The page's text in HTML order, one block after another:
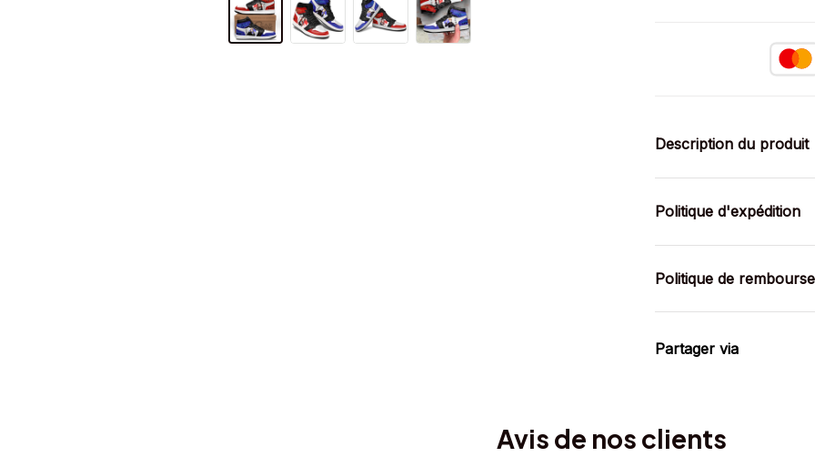
Description du produit
Politique d'expédition
Politique de
Partager via
Avis de nos clients